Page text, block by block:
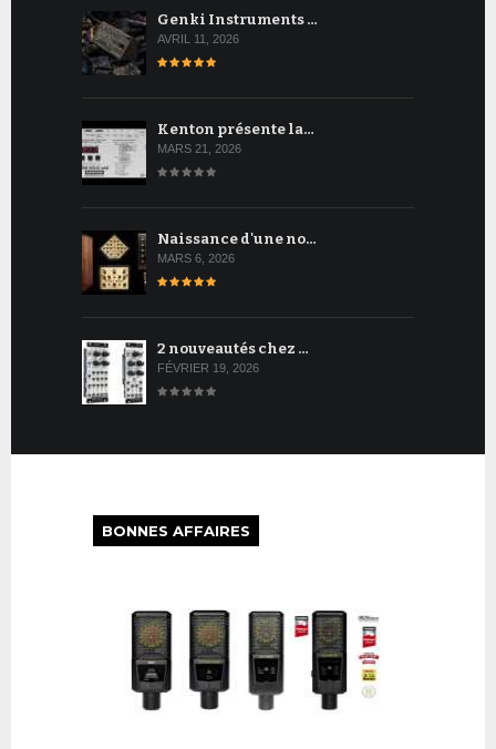
Genki Instruments …
AVRIL 11, 2026
Kenton présente la…
MARS 21, 2026
Naissance d'une no…
MARS 6, 2026
2 nouveautés chez …
FÉVRIER 19, 2026
BONNES AFFAIRES